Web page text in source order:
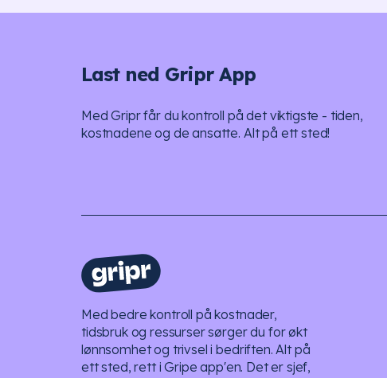
Last ned Gripr App
Med Gripr får du kontroll på det viktigste - tiden,
kostnadene og de ansatte. Alt på ett sted!
Med bedre kontroll på kostnader,
tidsbruk og ressurser sørger du for økt
lønnsomhet og trivsel i bedriften. Alt på
ett sted, rett i Gripe app'en. Det er sjef,